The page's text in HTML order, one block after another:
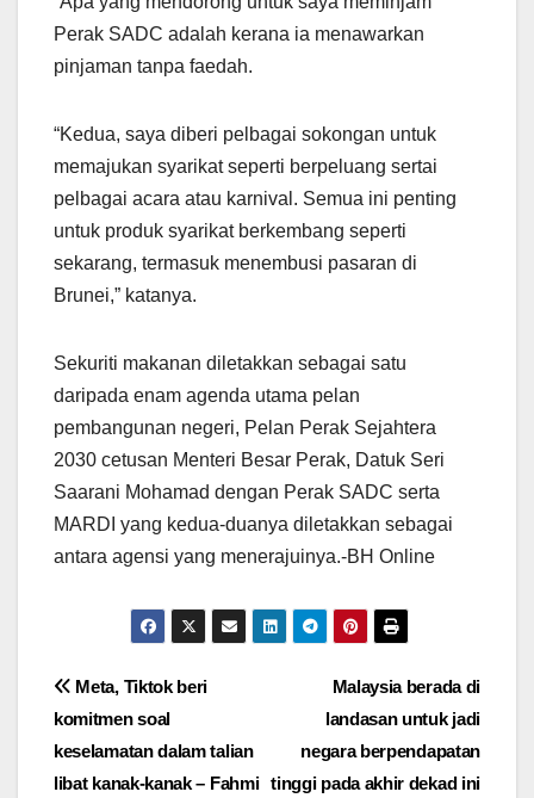
Perak SADC adalah kerana ia menawarkan
pinjaman tanpa faedah.
“Kedua, saya diberi pelbagai sokongan untuk
memajukan syarikat seperti berpeluang sertai
pelbagai acara atau karnival. Semua ini penting
untuk produk syarikat berkembang seperti
sekarang, termasuk menembusi pasaran di
Brunei,” katanya.
Sekuriti makanan diletakkan sebagai satu
daripada enam agenda utama pelan
pembangunan negeri, Pelan Perak Sejahtera
2030 cetusan Menteri Besar Perak, Datuk Seri
Saarani Mohamad dengan Perak SADC serta
MARDI yang kedua-duanya diletakkan sebagai
antara agensi yang menerajuinya.-BH Online
Post
navigation
Malaysia berada di
landasan untuk jadi
negara berpendapatan
tinggi pada akhir dekad ini
Meta, Tiktok beri
komitmen soal
keselamatan dalam talian
libat kanak-kanak – Fahmi